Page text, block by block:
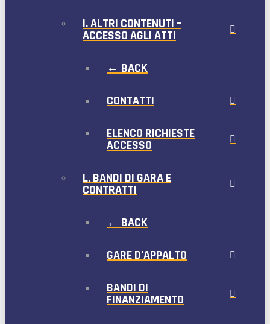
I. ALTRI CONTENUTI –
ACCESSO AGLI ATTI
← BACK
CONTATTI
ELENCO RICHIESTE
ACCESSO
L. BANDI DI GARA E
CONTRATTI
← BACK
GARE D’APPALTO
BANDI DI
FINANZIAMENTO